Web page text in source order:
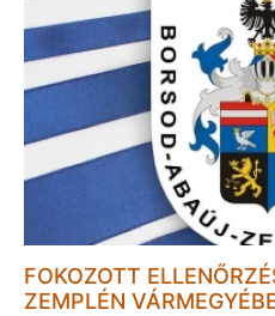
FOKOZOTT
ZEMPLÉN